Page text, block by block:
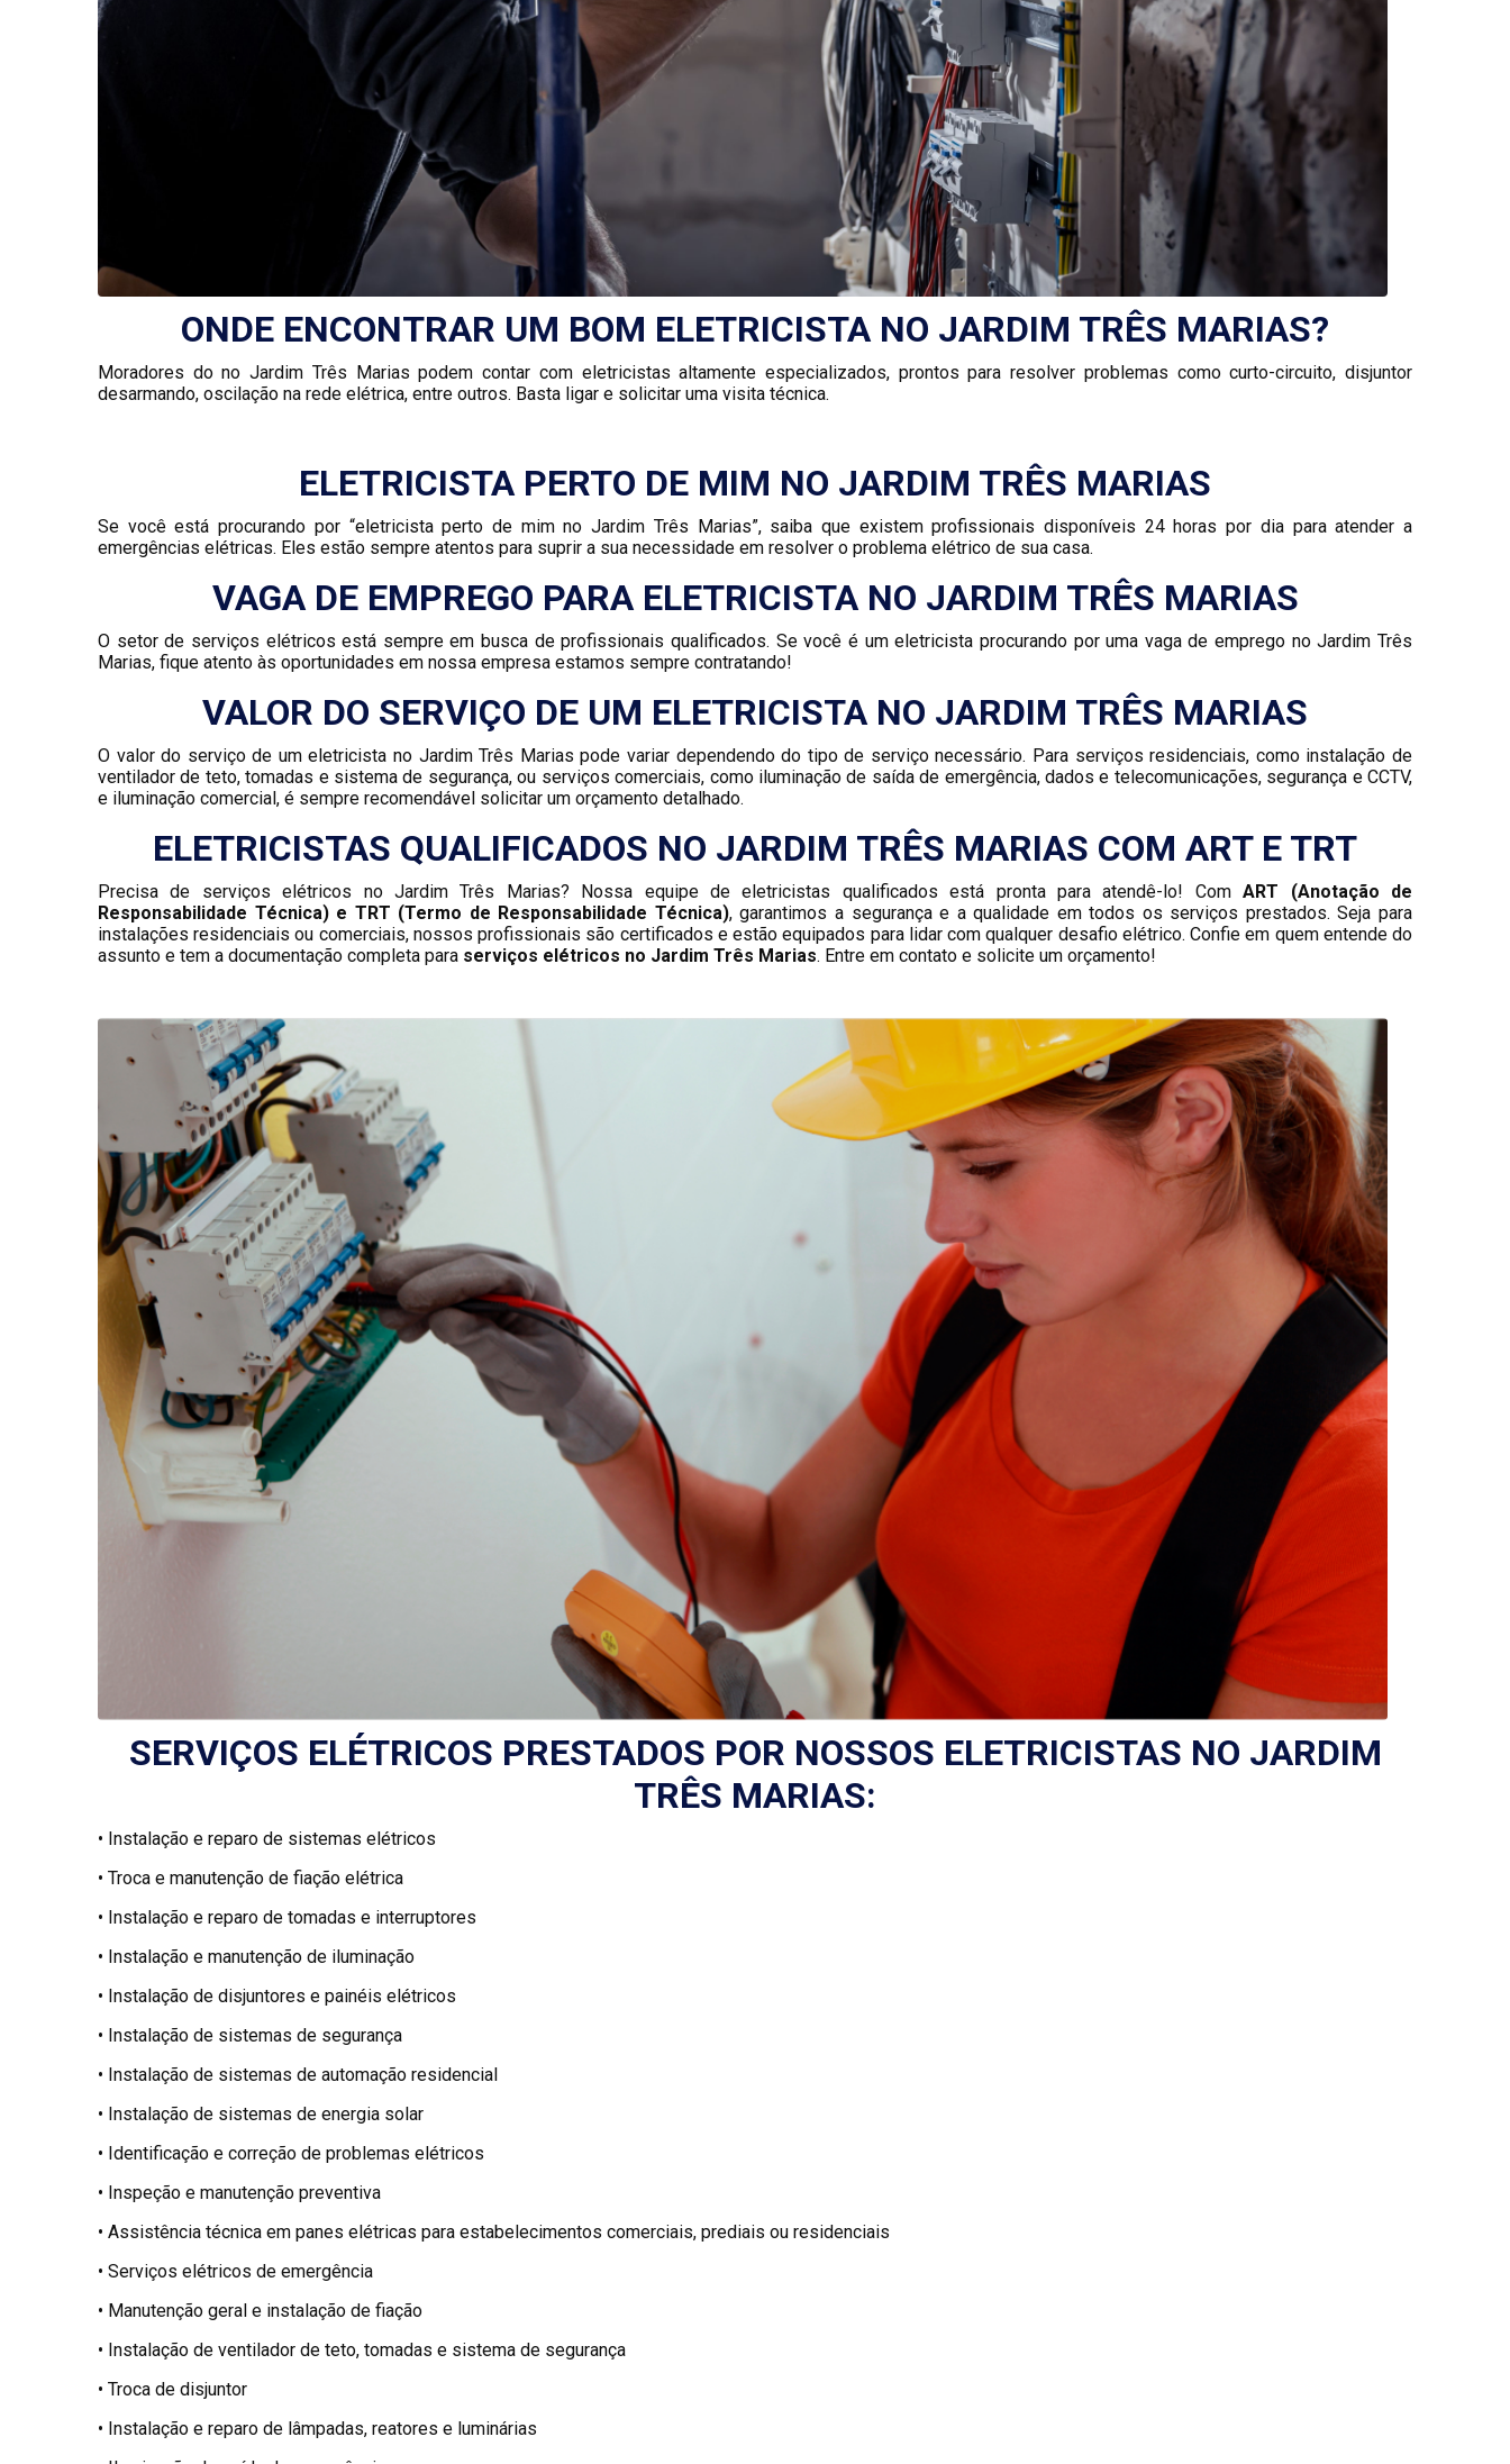
ONDE ENCONTRAR UM BOM ELETRICISTA NO JARDIM TRÊS MARIAS?
Moradores do no Jardim Três Marias podem contar com eletricistas altamente especializados, prontos para resolver problemas como curto-circuito, disjuntor
desarmando, oscilação na rede elétrica, entre outros. Basta ligar e solicitar uma visita técnica.
ELETRICISTA PERTO DE MIM NO JARDIM TRÊS MARIAS
Se você está procurando por “eletricista perto de mim no Jardim Três Marias”, saiba que existem profissionais disponíveis 24 horas por dia para atender a
emergências elétricas. Eles estão sempre atentos para suprir a sua necessidade em resolver o problema elétrico de sua casa.
VAGA DE EMPREGO PARA ELETRICISTA NO JARDIM TRÊS MARIAS
O setor de serviços elétricos está sempre em busca de profissionais qualificados. Se você é um eletricista procurando por uma vaga de emprego no Jardim Três
Marias, fique atento às oportunidades em nossa empresa estamos sempre contratando!
VALOR DO SERVIÇO DE UM ELETRICISTA NO JARDIM TRÊS MARIAS
O valor do serviço de um eletricista no Jardim Três Marias pode variar dependendo do tipo de serviço necessário. Para serviços residenciais, como instalação de
ventilador de teto, tomadas e sistema de segurança, ou serviços comerciais, como iluminação de saída de emergência, dados e telecomunicações, segurança e CCTV,
e iluminação comercial, é sempre recomendável solicitar um orçamento detalhado.
ELETRICISTAS QUALIFICADOS NO JARDIM TRÊS MARIAS COM ART E TRT
Precisa de serviços elétricos no Jardim Três Marias? Nossa equipe de eletricistas qualificados está pronta para atendê-lo! ComART (Anotação de
Responsabilidade Técnica) e TRT (Termo de Responsabilidade Técnica), garantimos a segurança e a qualidade em todos os serviços prestados. Seja para
instalações residenciais ou comerciais, nossos profissionais são certificados e estão equipados para lidar com qualquer desafio elétrico. Confie em quem entende do
assunto e tem a documentação completa para serviços elétricos no Jardim Três Marias. Entre em contato e solicite um orçamento!
SERVIÇOS ELÉTRICOS PRESTADOS POR NOSSOS ELETRICISTAS NO JARDIM
TRÊS MARIAS:
• Instalação e reparo de sistemas elétricos
• Troca e manutenção de fiação elétrica
• Instalação e reparo de tomadas e interruptores
• Instalação e manutenção de iluminação
• Instalação de disjuntores e painéis elétricos
• Instalação de sistemas de segurança
• Instalação de sistemas de automação residencial
• Instalação de sistemas de energia solar
• Identificação e correção de problemas elétricos
• Inspeção e manutenção preventiva
• Assistência técnica em panes elétricas para estabelecimentos comerciais, prediais ou residenciais
• Serviços elétricos de emergência
• Manutenção geral e instalação de fiação
• Instalação de ventilador de teto, tomadas e sistema de segurança
• Troca de disjuntor
• Instalação e reparo de lâmpadas, reatores e luminárias